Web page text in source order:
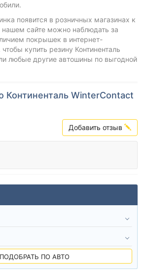
появится в розничных магазинах к
нашем сайте можно наблюдать за
покрышек в интернет-
купить резину Континенталь
любые другие автошины по выгодной
Континенталь WinterContact
Добавить отзыв
ПОДОБРАТЬ ПО АВТО